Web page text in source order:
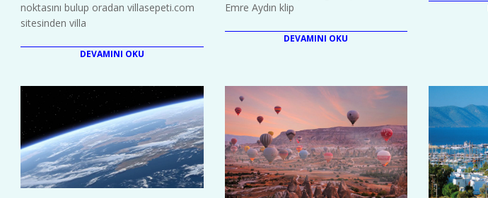
noktasını bulup oradan villasepeti.com
sitesinden villa
DEVAMINI OKU
Emre Aydın klip
DEVAMINI OKU